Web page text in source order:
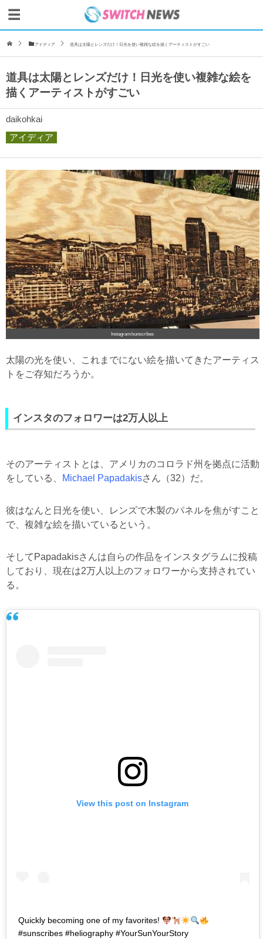
アイディア 道具は太陽とレンズだけ！日光を使い複雑な絵を描くアーティストがすごい
道具は太陽とレンズだけ！日光を使い複雑な絵を
描くアーティストがすごい
daikohkai
アイディア
Instagram/sunscribes
太陽の光を使い、これまでにない絵を描いてきたアーティス
トをご存知だろうか。
インスタのフォロワーは2万人以上
そのアーティストとは、アメリカのコロラド州を拠点に活動
をしている、
Michael Papadakisさん（32）だ。
彼はなんと日光を使い、レンズで木製のパネルを焦がすこと
で、複雑な絵を描いているという。
そしてPapadakisさんは自らの作品をインスタグラムに投稿
しており、現在は2万人以上のフォロワーから支持されてい
る。
View this post on Instagram
Quickly becoming one of my favorites!
#sunscribes #heliography #YourSunYourStory